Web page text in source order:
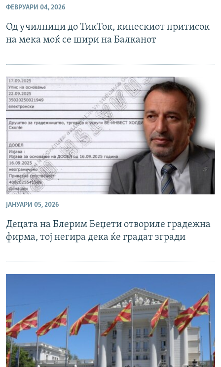
РСЕ веб страници
ФЕВРУАРИ 04, 2026
Од училници до ТикТок, кинескиот притисок
на мека моќ се шири на Балканот
ЈАНУАРИ 05, 2026
Децата на Блерим Беџети отвориле градежна
фирма, тој негира дека ќе градат згради